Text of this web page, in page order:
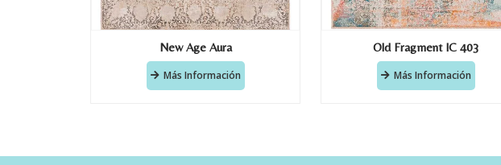
New Age Aura
Más Información
Old Fragment IC 403
Más Información